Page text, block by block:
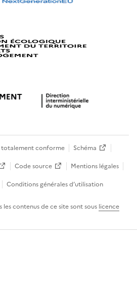
totalement conforme
Schéma
Code source
Mentions légales
Conditions générales d’utilisation
contenus de ce site sont sous licence